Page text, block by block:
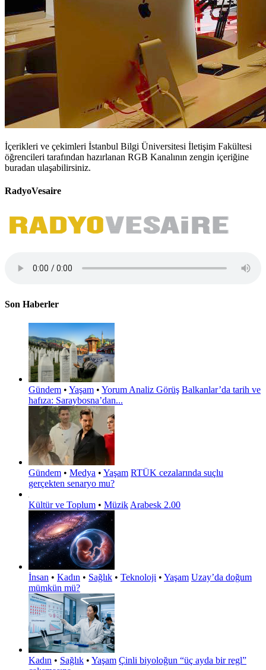
İçerikleri ve çekimleri İstanbul Bilgi Üniversitesi İletişim Fakültesi
öğrencileri tarafından hazırlanan RGB Kanalının zengin içeriğine
buradan ulaşabilirsiniz.
RadyoVesaire
Son Haberler
Gündem • Yaşam • Yorum Analiz Görüş Balkanlar’da tarih ve
hafıza: Saraybosna’dan...
Gündem • Medya • Yaşam RTÜK cezalarında suçlu
gerçekten senaryo mu?
Kültür ve Toplum • Müzik Arabesk 2.00
İnsan • Kadın • Sağlık • Teknoloji • Yaşam Uzay’da doğum
mümkün mü?
Kadın • Sağlık • Yaşam Çinli biyoloğun “üç ayda bir regl”